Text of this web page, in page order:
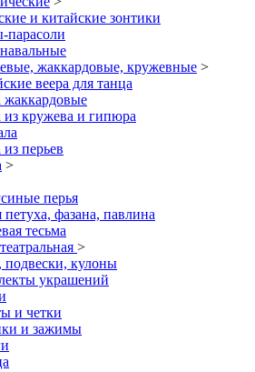
и китайские зонтики
парасоли
жаккардовые, кружевные >
веера для танца
жаккардовые
из кружева и гипюра
перьев
>
перья
петуха, фазана, павлина
тесьма
>
кулоны
украшений
и четки
и зажимы